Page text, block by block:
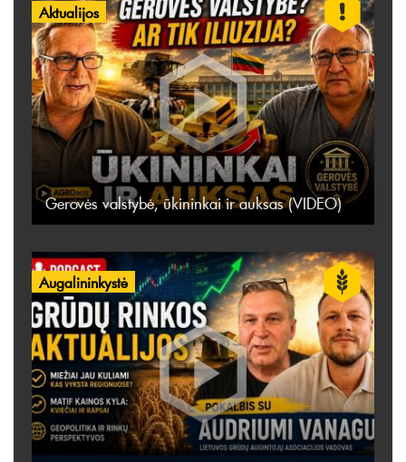
Aktualijos
Gerovės valstybė, ūkininkai ir auksas (VIDEO)
Augalininkystė